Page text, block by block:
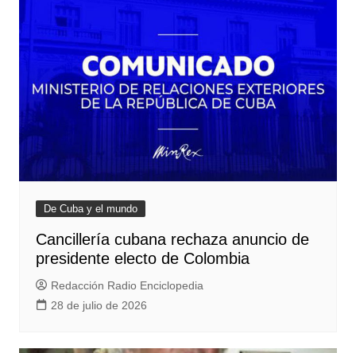
De Cuba y el mundo
Cancillería cubana rechaza anuncio de
presidente electo de Colombia
Redacción Radio Enciclopedia
28 de julio de 2026